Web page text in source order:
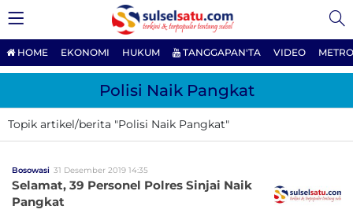
HOME EKONOMI HUKUM TANGGAPAN'TA VIDEO
Polisi Naik Pangkat
Topik artikel/berita "Polisi Naik Pangkat"
Bosowasi 31 Desember 2019 14:35
Selamat, 39 Personel Polres Sinjai Naik
Pangkat